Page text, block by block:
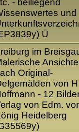
- beiliegend
und
Ü
im
Original-
von
- 12
von Edm.
Heidelberg